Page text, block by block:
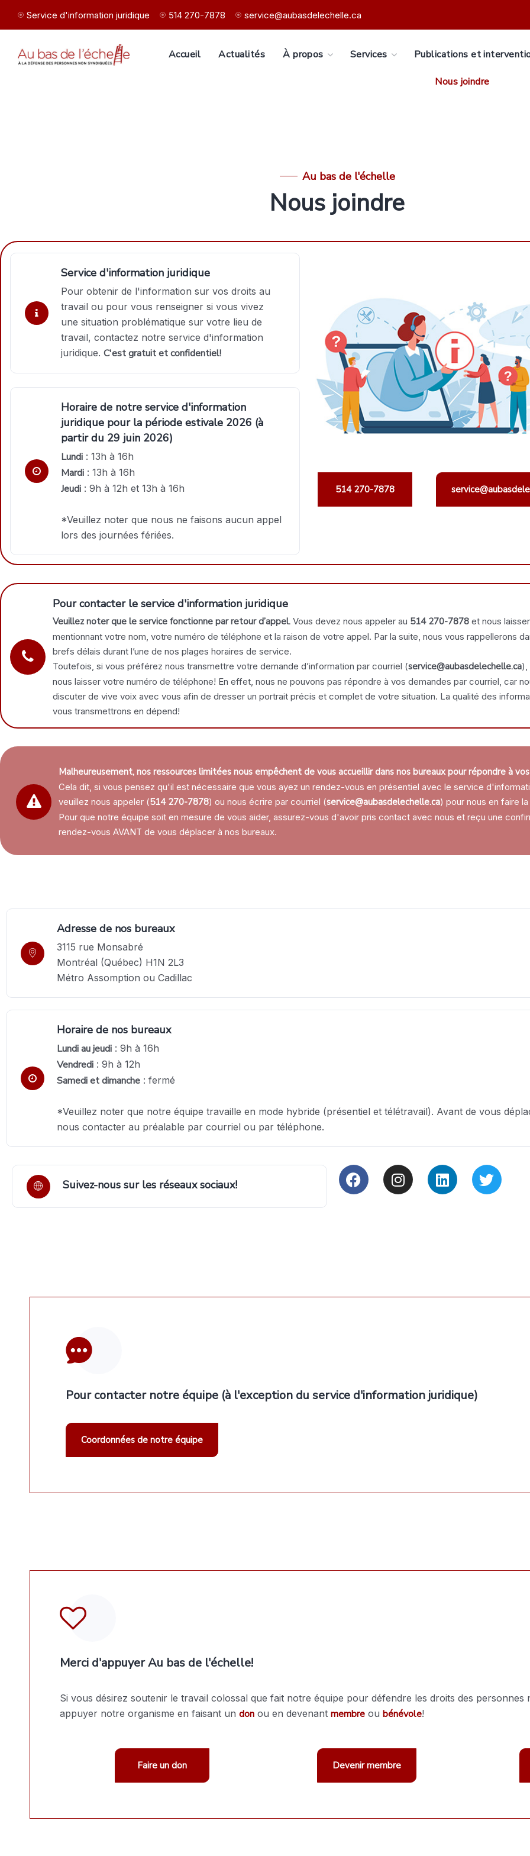
Service d'information juridique 514 270-7878 service@aubasdelechelle.ca
Accueil Actualités À propos Services Publications et
Nous joindre
Au bas de l'échelle
Nous joindre
Service d'information juridique
Pour obtenir de l'information sur vos droits au
travail ou pour vous renseigner si vous vivez
une situation problématique sur votre lieu de
travail, contactez notre service d'information
juridique. C'est gratuit et confidentiel!
Horaire de notre service d'information
juridique pour la période estivale 2026 (à
partir du 29 juin 2026)
Lundi : 13h à 16h
Mardi : 13h à 16h
Jeudi : 9h à 12h et 13h à 16h
*Veuillez noter que nous ne faisons aucun appel
lors des journées fériées.
514 270-7878
Pour contacter le service d'information juridique
Veuillez noter que le service fonctionne par retour d’appel. Vous devez nous appeler au 514 270-7878 et nous
mentionnant votre nom, votre numéro de téléphone et la raison de votre appel. Par la suite, nous vous rappellerons
brefs délais durant l’une de nos plages horaires de service.
Toutefois, si vous préférez nous transmettre votre demande d’information par courriel (service@aubasdelechelle.ca),
nous laisser votre numéro de téléphone! En effet, nous ne pouvons pas répondre à vos demandes par courriel, car
discuter de vive voix avec vous afin de dresser un portrait précis et complet de votre situation. La qualité des
vous transmettrons en dépend!
Malheureusement, nos ressources limitées nous empêchent de vous accueillir dans nos bureaux pour répondre à
Cela dit, si vous pensez qu'il est nécessaire que vous ayez un rendez-vous en présentiel avec le service
veuillez nous appeler (514 270-7878) ou nous écrire par courriel (service@aubasdelechelle.ca) pour nous en faire
Pour que notre équipe soit en mesure de vous aider, assurez-vous d'avoir pris contact avec nous et reçu une
rendez-vous AVANT de vous déplacer à nos bureaux.
Adresse de nos bureaux
3115 rue Monsabré
Montréal (Québec) H1N 2L3
Métro Assomption ou Cadillac
Horaire de nos bureaux
Lundi au jeudi : 9h à 16h
Vendredi : 9h à 12h
Samedi et dimanche : fermé
*Veuillez noter que notre équipe travaille en mode hybride (présentiel et télétravail). Avant de vous
nous contacter au préalable par courriel ou par téléphone.
Suivez-nous sur les réseaux sociaux!
Pour contacter notre équipe (à l'exception du service d'information juridique)
Coordonnées de notre équipe
Merci d'appuyer Au bas de l'échelle!
Si vous désirez soutenir le travail colossal que fait notre équipe pour défendre les droits des personnes
appuyer notre organisme en faisant un don ou en devenant membre ou bénévole!
Faire un don Devenir membre